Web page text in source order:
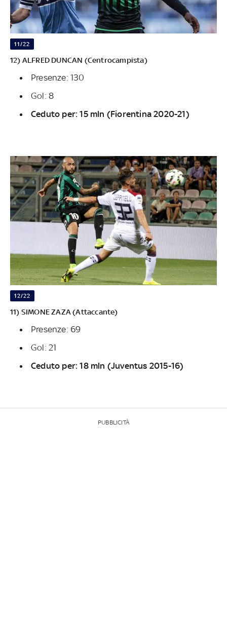
11/22
12) ALFRED DUNCAN (Centrocampista)
Presenze: 130
Gol: 8
Ceduto per: 15 mln (Fiorentina 2020-21)
12/22
11) SIMONE ZAZA (Attaccante)
Presenze: 69
Gol: 21
Ceduto per: 18 mln (Juventus 2015-16)
PUBBLICITÀ